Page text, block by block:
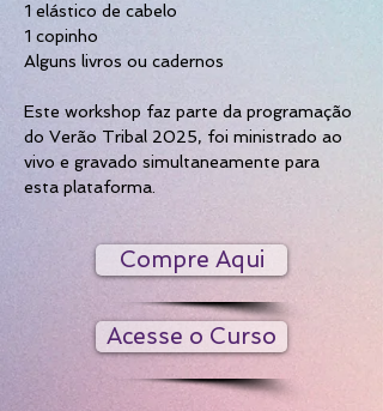
1 elástico de cabelo
1 copinho
Alguns livros ou cadernos
Este workshop faz parte da programação
do Verão Tribal 2025, foi ministrado ao
vivo e gravado simultaneamente para
esta plataforma.
Compre Aqui
Acesse o Curso